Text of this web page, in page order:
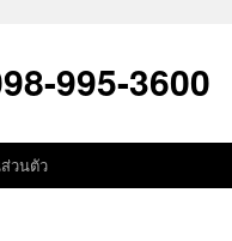
995-3600
วนตัว